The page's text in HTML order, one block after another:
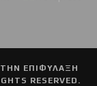
ΕΠΙΦΥΛΑΞΗ
RESERVED.